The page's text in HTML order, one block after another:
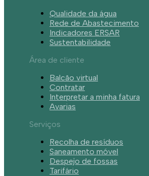
Qualidade da água
Rede de Abastecimento
Indicadores ERSAR
Sustentabilidade
Área de cliente
Balcão virtual
Contratar
Interpretar a minha fatura
Avarias
Serviços
Recolha de resíduos
Saneamento móvel
Despejo de fossas
Tarifário